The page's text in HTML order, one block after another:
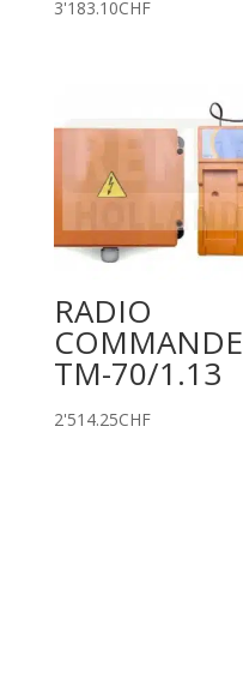
3'183.10CHF
RADIO
COMMANDE
TM-70/1.13
2'514.25CHF